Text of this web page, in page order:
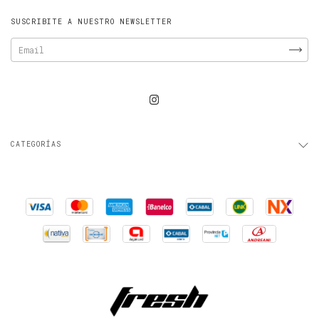
SUSCRIBITE A NUESTRO NEWSLETTER
CATEGORÍAS